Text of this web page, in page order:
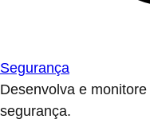
Segurança
Desenvolva e
segurança.